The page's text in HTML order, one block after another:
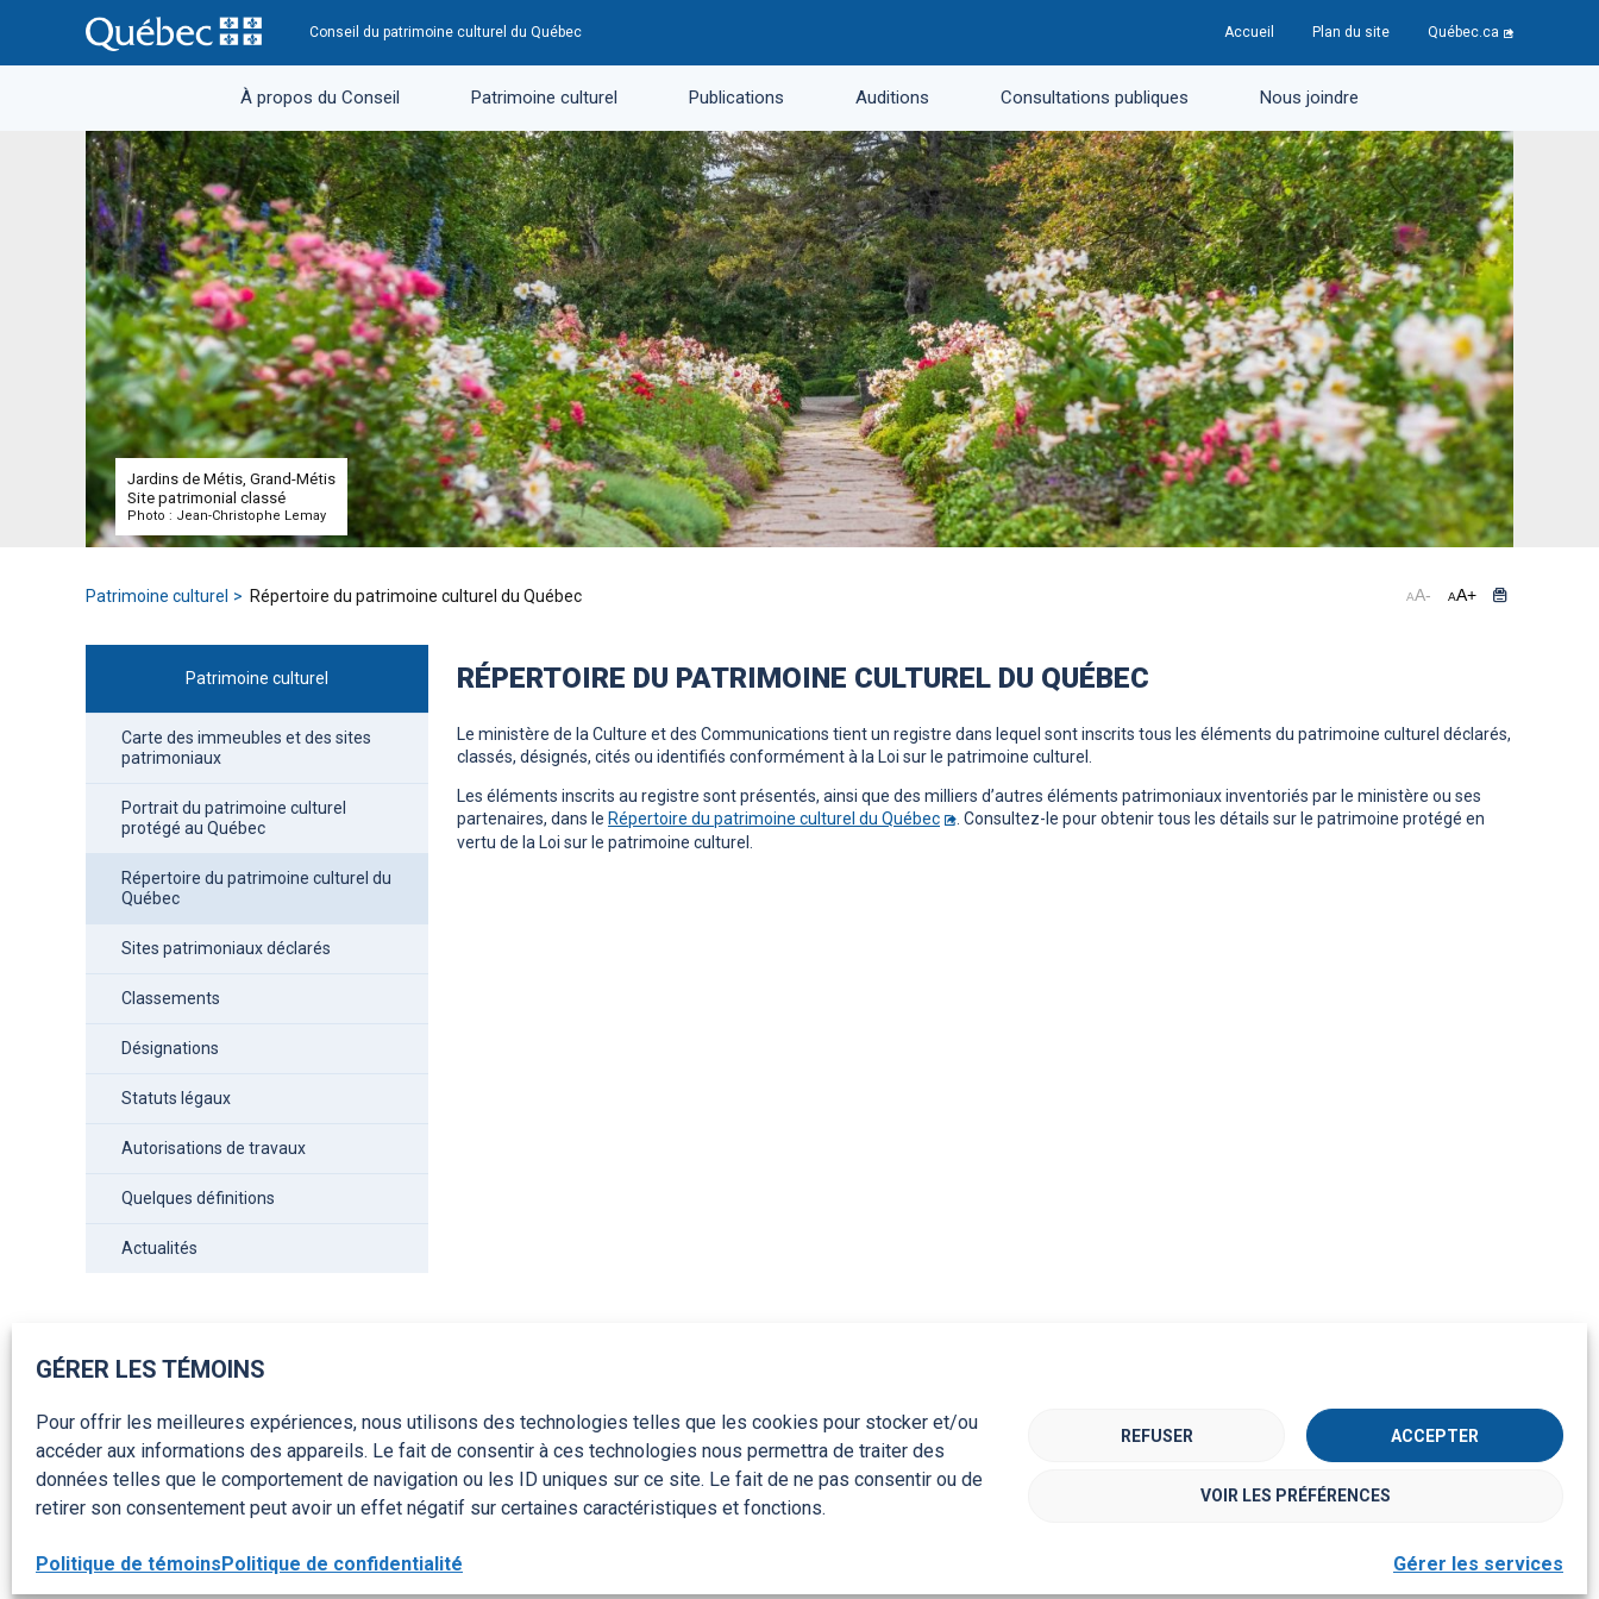
GÉRER LES TÉMOINS
Pour offrir les meilleures expériences, nous utilisons des technologies telles que les cookies pour stocker et/ou
accéder aux informations des appareils. Le fait de consentir à ces technologies nous permettra de traiter des
données telles que le comportement de navigation ou les ID uniques sur ce site. Le fait de ne pas consentir ou de
retirer son consentement peut avoir un effet négatif sur certaines caractéristiques et fonctions.
Gérer les services
ACCEPTER
REFUSER
VOIR LES PRÉFÉRENCES
Politique de témoinsPolitique de confidentialité
Conseil du patrimoine culturel du Québec Accueil Plan du site Québec.ca
À propos du Conseil Patrimoine culturel Publications Auditions Consultations publiques Nous joindre
Jardins de Métis, Grand-Métis
Site patrimonial classé
Photo : Jean-Christophe Lemay
Patrimoine culturel Répertoire du patrimoine culturel du Québec AA- AA+
Patrimoine culturel
Carte des immeubles et des sites
patrimoniaux
Portrait du patrimoine culturel
protégé au Québec
Répertoire du patrimoine culturel du
Québec
Sites patrimoniaux déclarés
Classements
Désignations
Statuts légaux
Autorisations de travaux
Quelques définitions
Actualités
RÉPERTOIRE DU PATRIMOINE CULTUREL DU QUÉBEC
Le ministère de la Culture et des Communications tient un registre dans lequel sont inscrits tous les éléments du patrimoine culturel déclarés,
classés, désignés, cités ou identifiés conformément à la Loi sur le patrimoine culturel.
Les éléments inscrits au registre sont présentés, ainsi que des milliers d’autres éléments patrimoniaux inventoriés par le ministère ou ses
partenaires, dans le Répertoire du patrimoine culturel du Québec
. Consultez-le pour obtenir tous les détails sur le patrimoine protégé en
vertu de la Loi sur le patrimoine culturel.
Accessibilité Politique de confidentialité
Suivez-nous